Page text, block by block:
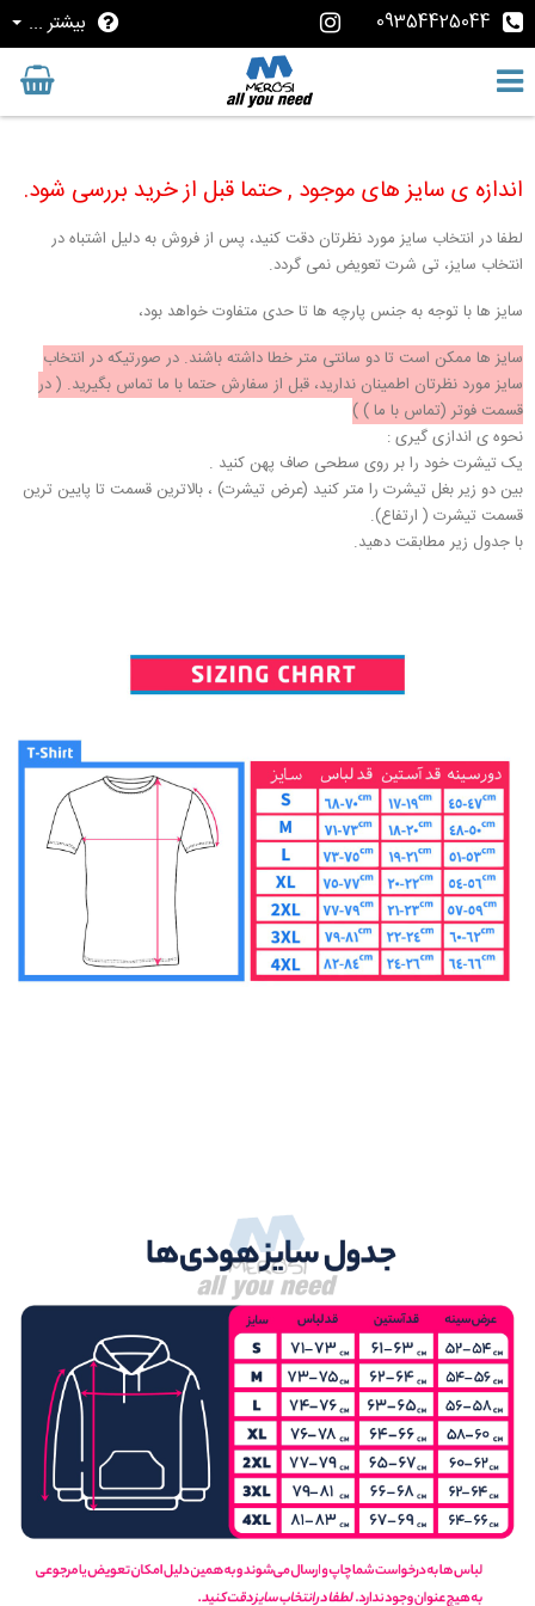
09354425044 بیشتر ...
اندازه ی سایز های موجود , حتما قبل از خرید بررسی شود.
لطفا در انتخاب سایز مورد نظرتان دقت کنید، پس از فروش به دلیل اشتباه در
انتخاب سایز، تی شرت تعویض نمی گردد.
سایز ها با توجه به جنس پارچه ها تا حدی متفاوت خواهد بود،
سایز ها ممکن است تا دو سانتی متر خطا داشته باشند. در صورتیکه در انتخاب
سایز مورد نظرتان اطمینان ندارید، قبل از سفارش حتما با ما تماس بگیرید. ( در
قسمت فوتر (تماس با ما ) )
نحوه ی اندازی گیری :
یک تیشرت خود را بر روی سطحی صاف پهن کنید .
بین دو زیر بغل تیشرت را متر کنید (عرض تیشرت) ، بالاترین قسمت تا پایین ترین
قسمت تیشرت ( ارتفاع).
با جدول زیر مطابقت دهید.